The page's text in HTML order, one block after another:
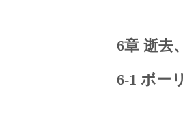
6章 逝去
6-1 ボー